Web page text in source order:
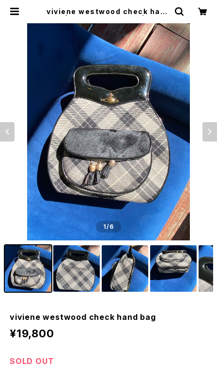
viviene westwood check hand
神楽坂のリサイクルショップ・古着
1/6
viviene westwood check hand bag
¥19,800
SOLD OUT